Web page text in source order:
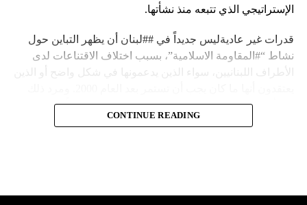
الإستراتيجي الذي تتبعه منذ نشأتها.
قدرات غير عاديةليس جديداً في ##لبنان أن يظهر التباين حول
نشاط “#المقاومة الاسلامية”، بسبب اختلاف الاقتناعات لدى
الأطراف اللبنانيين، سواء الذين يدعمونها في شكل واضح أو الذين
إلى أن المقاومة ضد الاحتلال الإسرائيلي لم تكن يوماً محط
إجماع داخلي، وإن كانت القوى اللبنانية المؤمنة بالصراع ضد
CONTINUE READING